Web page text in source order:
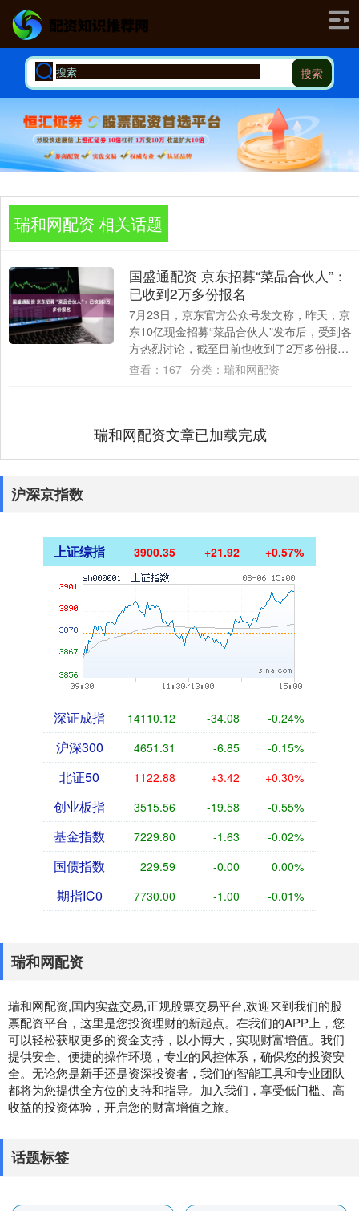
搜索
瑞和网配资 相关话题
国盛通配资 京东招募“菜品合伙人”：
已收到2万多份报名
7月23日，京东官方公众号发文称，昨天，京
东10亿现金招募“菜品合伙人”发布后，受到各
方热烈讨论，截至目前也收到了2万多份报
名。 京东介绍到，七鲜小厨定位合营品....
查看： 167 分类： 瑞和网配资
瑞和网配资文章已加载完成
沪深京指数
上证综指 3900.35 +21.92 +0.57%
深证成指 14110.12 -34.08 -0.24%
沪深300 4651.31 -6.85 -0.15%
北证50 1122.88 +3.42 +0.30%
创业板指 3515.56 -19.58 -0.55%
基金指数 7229.80 -1.63 -0.02%
国债指数 229.59 -0.00 0.00%
期指IC0 7730.00 -1.00 -0.01%
瑞和网配资
瑞和网配资,国内实盘交易,正规股票交易平台,欢迎来到我们的股
票配资平台，这里是您投资理财的新起点。在我们的APP上，您
可以轻松获取更多的资金支持，以小博大，实现财富增值。我们
提供安全、便捷的操作环境，专业的风控体系，确保您的投资安
全。无论您是新手还是资深投资者，我们的智能工具和专业团队
都将为您提供全方位的支持和指导。加入我们，享受低门槛、高
收益的投资体验，开启您的财富增值之旅。
话题标签